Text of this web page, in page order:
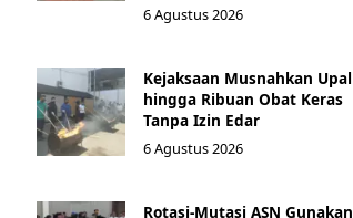
6 Agustus 2026
Kejaksaan Musnahkan Upal
hingga Ribuan Obat Keras
Tanpa Izin Edar
6 Agustus 2026
Rotasi-Mutasi ASN Gunakan